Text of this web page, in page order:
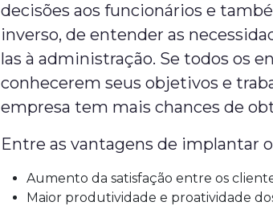
decisões aos funcionários e
inverso, de entender as
las à administração. Se todos os
conhecerem seus objetivos e
empresa tem mais chances de
Entre as vantagens de implantar
Aumento da satisfação entre os
Maior produtividade e proatividade